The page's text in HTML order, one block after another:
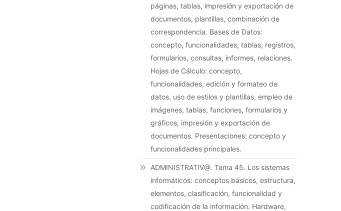
páginas, tablas, impresión y exportación de
documentos, plantillas, combinación de
correspondencia. Bases de Datos:
concepto, funcionalidades, tablas, registros,
formularios, consultas, informes, relaciones.
Hojas de Cálculo: concepto,
funcionalidades, edición y formateo de
datos, uso de estilos y plantillas, empleo de
imágenes, tablas, funciones, formularios y
gráficos, impresión y exportación de
documentos. Presentaciones: concepto y
funcionalidades principales.
ADMINISTRATIV@. Tema 45. Los sistemas
informáticos: conceptos básicos, estructura,
elementos, clasificación, funcionalidad y
codificación de la información. Hardware,